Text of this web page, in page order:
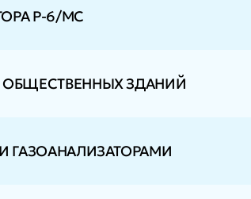
Р-6/МС
ОБЩЕСТВЕННЫХ ЗДАНИЙ
ГАЗОАНАЛИЗАТОРАМИ